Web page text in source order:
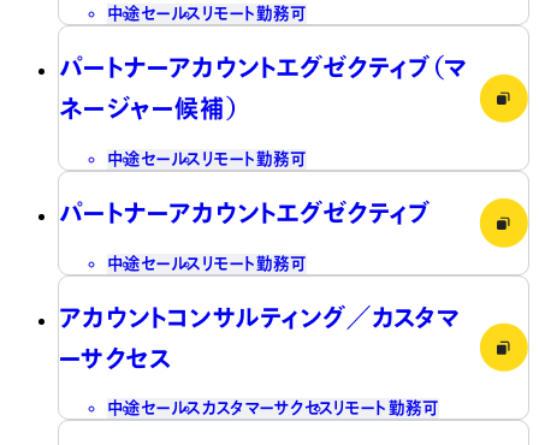
中途セールス リモート勤務可
パートナーアカウントエグゼクティブ（マ
ネージャー候補）
中途セールス リモート勤務可
パートナーアカウントエグゼクティブ
中途セールス リモート勤務可
アカウントコンサルティング／カスタマ
ーサクセス
中途セールスカスタマーサクセスリモート勤務可